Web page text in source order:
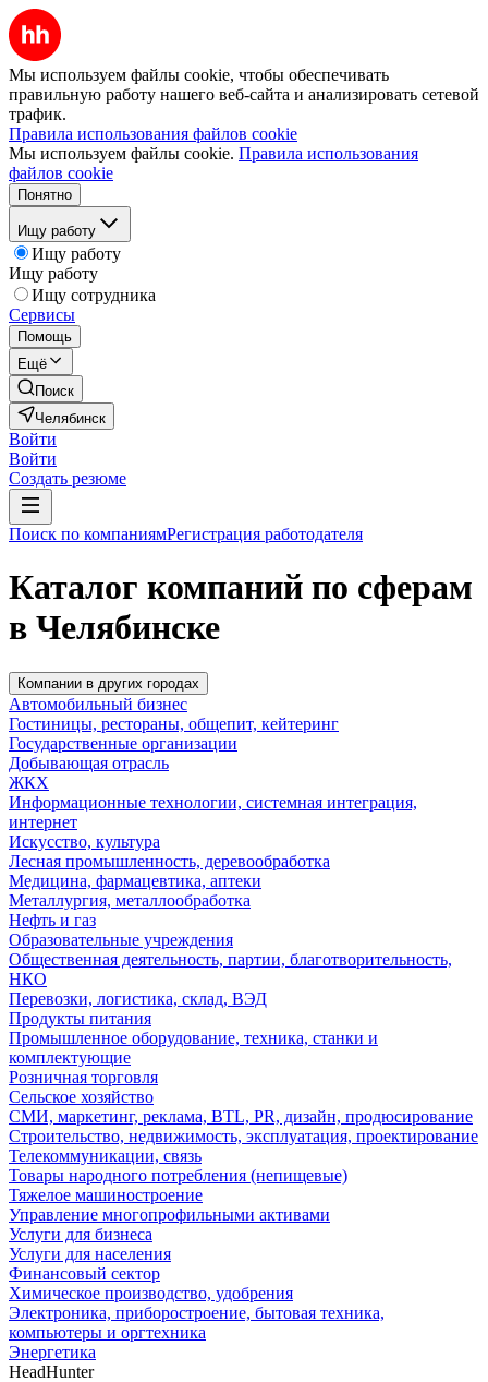
Мы используем файлы cookie, чтобы обеспечивать
правильную работу нашего веб-сайта и анализировать сетевой
трафик.
Правила использования файлов cookie
Мы используем файлы cookie. Правила использования
файлов cookie
Понятно
Ищу работу
Ищу работу
Ищу работу
Ищу сотрудника
Сервисы
Помощь
Ещё
Поиск
Челябинск
Войти
Войти
Создать резюме
Поиск по компаниямРегистрация работодателя
Каталог компаний по сферам
в Челябинске
Компании в других городах
Автомобильный бизнес
Гостиницы, рестораны, общепит, кейтеринг
Государственные организации
Добывающая отрасль
ЖКХ
Информационные технологии, системная интеграция,
интернет
Искусство, культура
Лесная промышленность, деревообработка
Медицина, фармацевтика, аптеки
Металлургия, металлообработка
Нефть и газ
Образовательные учреждения
Общественная деятельность, партии, благотворительность,
НКО
Перевозки, логистика, склад, ВЭД
Продукты питания
Промышленное оборудование, техника, станки и
комплектующие
Розничная торговля
Сельское хозяйство
СМИ, маркетинг, реклама, BTL, PR, дизайн, продюсирование
Строительство, недвижимость, эксплуатация, проектирование
Телекоммуникации, связь
Товары народного потребления (непищевые)
Тяжелое машиностроение
Управление многопрофильными активами
Услуги для бизнеса
Услуги для населения
Финансовый сектор
Химическое производство, удобрения
Электроника, приборостроение, бытовая техника,
компьютеры и оргтехника
Энергетика
HeadHunter